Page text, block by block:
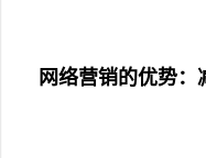
网络营销的优势：